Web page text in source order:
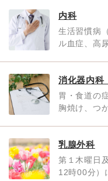
内科
生活習慣病
ル血症、高
消化器内科
胃・食道の
胸焼け、つ
乳腺外科
第１木曜日
12時00分）